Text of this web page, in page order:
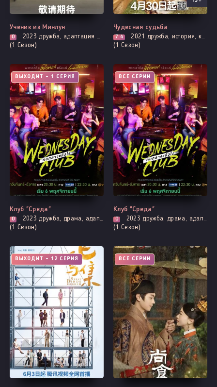
Ученик из Минлун
0 2023 дружба, адаптация манги, комедия, про молодость и любовь
(1 Сезон)
Чудесная судьба
7.4 2021 дружба, история, комедия, романтика, фэнтези
(1 Сезон)
ВЫХОДИТ - 1 СЕРИЯ
Клуб "Среда"
0 2023 дружба, драма, адаптация новел, романтика
(1 Сезон)
ВСЕ СЕРИИ
Клуб "Среда"
0 2023 дружба, драма, адаптация новел, романтика
(1 Сезон)
ВЫХОДИТ - 12 СЕРИЯ ВСЕ СЕРИИ